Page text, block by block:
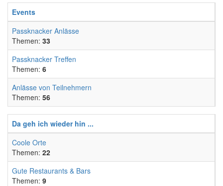
Events
Passknacker Anlässe
Themen: 33
Passknacker Treffen
Themen: 6
Anlässe von Teilnehmern
Themen: 56
Da geh ich wieder hin ...
Coole Orte
Themen: 22
Gute Restaurants & Bars
Themen: 9